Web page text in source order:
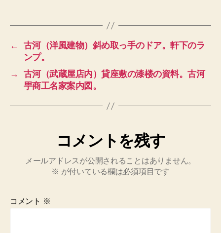
←
古河（洋風建物）斜め取っ手のドア。軒下のラ
ンプ。
→
古河（武蔵屋店内）貸座敷の漆楼の資料。古河
甼商工名家案内図。
コメントを残す
メールアドレスが公開されることはありません。
※ が付いている欄は必須項目です
コメント ※